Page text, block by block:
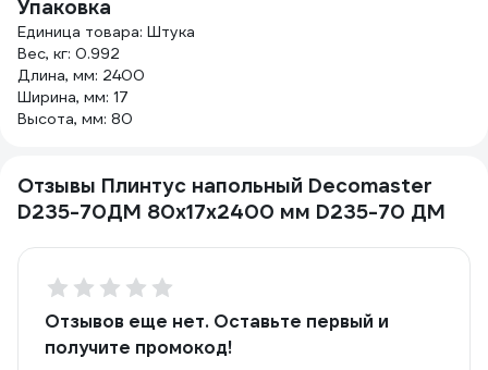
Упаковка
Единица товара: Штука
Вес, кг: 0.992
Длина, мм: 2400
Ширина, мм: 17
Высота, мм: 80
Отзывы Плинтус напольный Decomaster
D235-70ДМ 80x17x2400 мм D235-70 ДМ
Отзывов еще нет. Оставьте первый и
получите промокод!